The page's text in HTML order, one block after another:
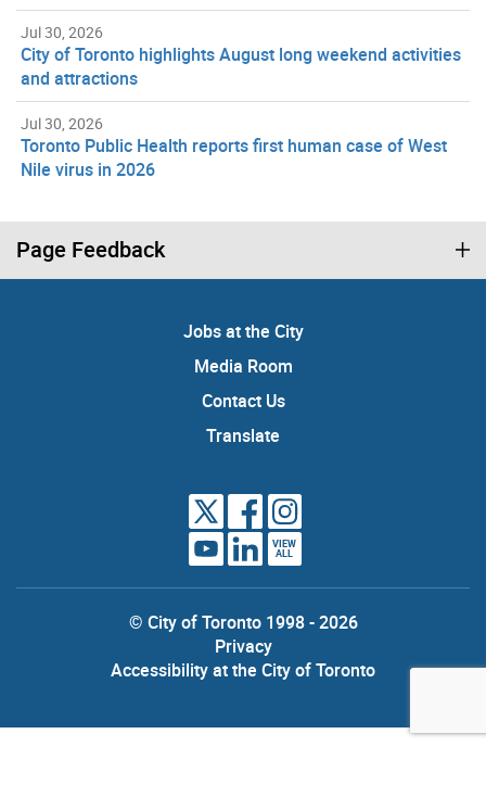
Jul 30, 2026
City of Toronto highlights August long weekend activities
and attractions
Jul 30, 2026
Toronto Public Health reports first human case of West
Nile virus in 2026
Page Feedback
Jobs at the City
Media Room
Contact Us
Translate
VIEW
ALL
© City of Toronto 1998 - 2026
Privacy
Accessibility at the City of Toronto